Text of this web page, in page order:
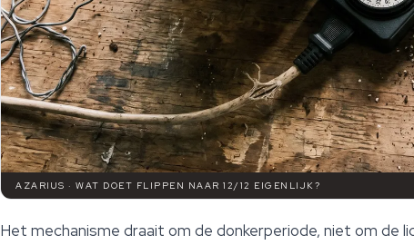
AZARIUS · WAT DOET FLIPPEN NAAR 12/12 EIGENLIJK?
Het mechanisme draait om de donkerperiode, niet om de